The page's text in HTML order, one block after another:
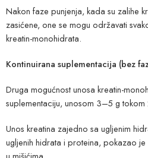
Nakon faze punjenja, kada su zalihe
zasićene, one se mogu održavati
kreatin-monohidrata.
Kontinuirana suplementacija (bez
Druga mogućnost unosa kreatin-
suplementaciju, unosom 3–5 g tokom
Unos kreatina zajedno sa ugljenim
ugljenih hidrata i proteina, pokazao